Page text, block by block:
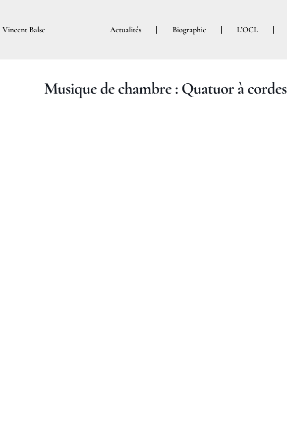
contenu
Vincent Balse Actualités Biographie L’OCL
Musique de chambre : Quatuor à cordes